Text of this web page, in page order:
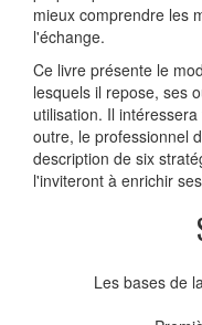
mieux comprendre les
l'échange.
Ce livre présente le
lesquels il repose, ses
utilisation. Il
outre, le professionnel
description de six
l'inviteront à enrichir
Les bases de